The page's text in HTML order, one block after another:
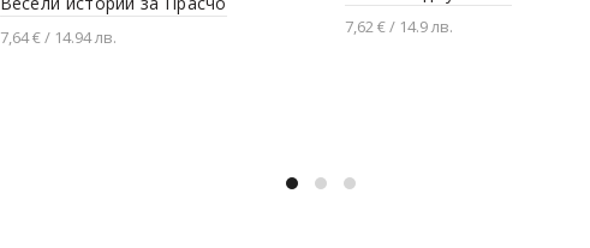
7,64 € / 14.94 лв.
7,62 € / 14.9 лв.